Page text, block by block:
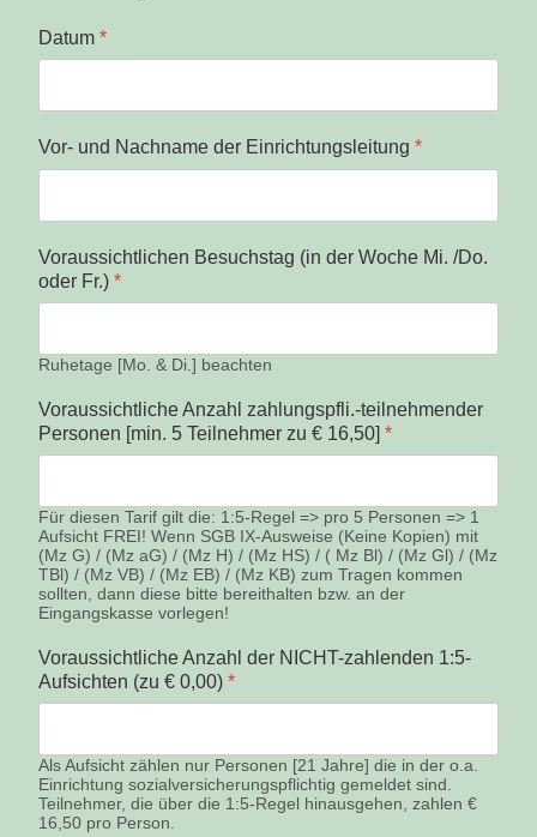
Datum *
Vor- und Nachname der Einrichtungsleitung *
Voraussichtlichen Besuchstag (in der Woche Mi. /Do.
oder Fr.) *
Ruhetage [Mo. & Di.] beachten
Voraussichtliche Anzahl zahlungspfli.-teilnehmender
Personen [min. 5 Teilnehmer zu € 16,50] *
Für diesen Tarif gilt die: 1:5-Regel => pro 5 Personen => 1
Aufsicht FREI! Wenn SGB IX-Ausweise (Keine Kopien) mit
(Mz G) / (Mz aG) / (Mz H) / (Mz HS) / ( Mz Bl) / (Mz Gl) / (Mz
TBl) / (Mz VB) / (Mz EB) / (Mz KB) zum Tragen kommen
sollten, dann diese bitte bereithalten bzw. an der
Eingangskasse vorlegen!
Voraussichtliche Anzahl der NICHT-zahlenden 1:5-
Aufsichten (zu € 0,00) *
Als Aufsicht zählen nur Personen [21 Jahre] die in der o.a.
Einrichtung sozialversicherungspflichtig gemeldet sind.
Teilnehmer, die über die 1:5-Regel hinausgehen, zahlen €
16,50 pro Person.